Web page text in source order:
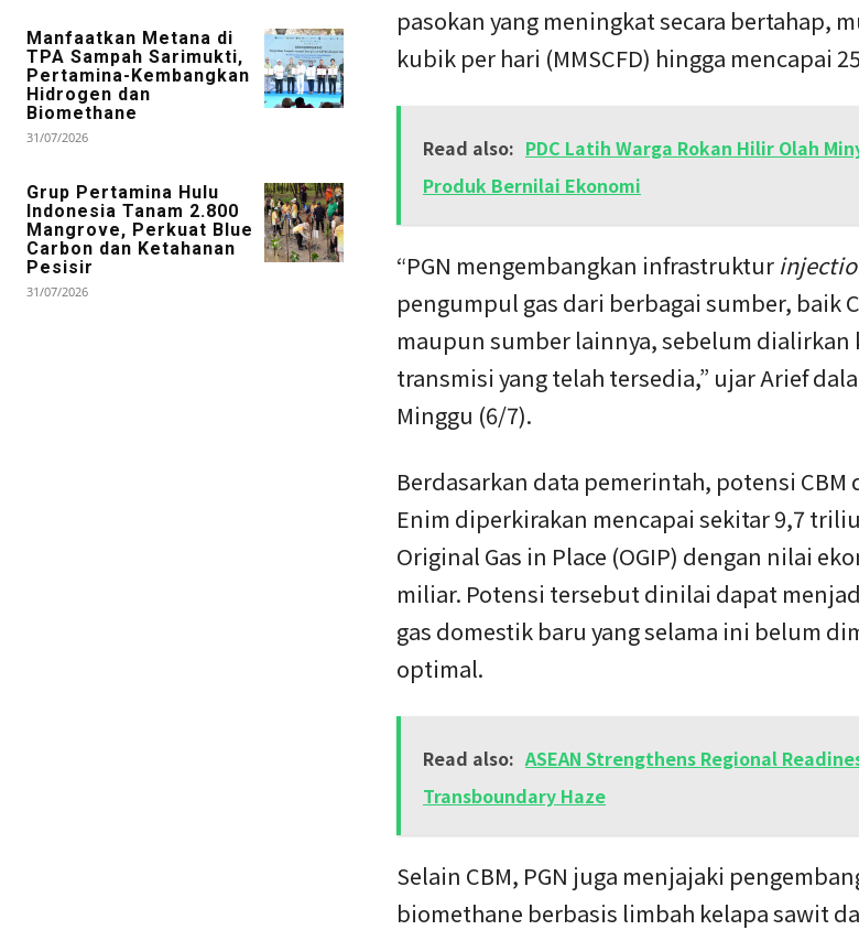
Manfaatkan Metana di
TPA Sampah Sarimukti,
Pertamina-Kembangkan
Hidrogen dan
Biomethane
31/07/2026
Grup Pertamina Hulu
Indonesia Tanam 2.800
Mangrove, Perkuat Blue
Carbon dan Ketahanan
Pesisir
31/07/2026
pasokan yang meningkat secara bertahap,
kubik per hari (MMSCFD) hingga mencapai
Read also: PDC Latih Warga Rokan Hilir Olah
Produk Bernilai Ekonomi
“PGN mengembangkan infrastruktur
pengumpul gas dari berbagai sumber, baik
maupun sumber lainnya, sebelum dialirkan
transmisi yang telah tersedia,” ujar Arief
Minggu (6/7).
Berdasarkan data pemerintah, potensi CBM
Enim diperkirakan mencapai sekitar 9,7
Original Gas in Place (OGIP) dengan nilai
miliar. Potensi tersebut dinilai dapat
gas domestik baru yang selama ini belum
optimal.
Read also: ASEAN Strengthens Regional
Transboundary Haze
Selain CBM, PGN juga menjajaki
biomethane berbasis limbah kelapa sawit